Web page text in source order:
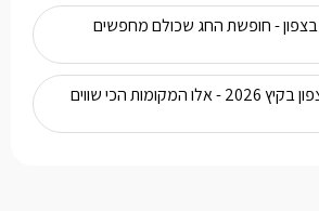
שבועות 2026 בצפון - חופשת החג שכולם מחפשים
כולם חוזרים לצפון בקיץ 2026 - אלו המקומות הכי שווים